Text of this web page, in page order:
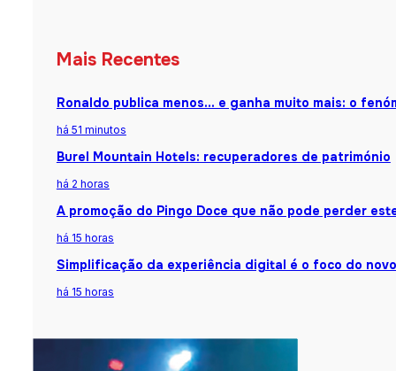
Mais Recentes
Ronaldo publica menos… e ganha muito mais: o
há 51 minutos
Burel Mountain Hotels: recuperadores de património
há 2 horas
A promoção do Pingo Doce que não pode perder
há 15 horas
Simplificação da experiência digital é o foco do
há 15 horas